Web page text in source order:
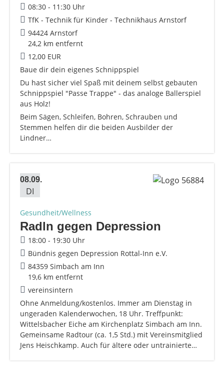
08:30 - 11:30 Uhr
TfK - Technik für Kinder - Technikhaus Arnstorf
94424 Arnstorf
24,2 km entfernt
12,00 EUR
Baue dir dein eigenes Schnippspiel
Du hast sicher viel Spaß mit deinem selbst gebauten
Schnippspiel "Passe Trappe" - das analoge Ballerspiel
aus Holz!
Beim Sägen, Schleifen, Bohren, Schrauben und
Stemmen helfen dir die beiden Ausbilder der
Lindner…
08.09.
DI
Gesundheit/Wellness
Radln gegen Depression
18:00 - 19:30 Uhr
Bündnis gegen Depression Rottal-Inn e.V.
84359 Simbach am Inn
19,6 km entfernt
vereinsintern
Ohne Anmeldung/kostenlos. Immer am Dienstag in
ungeraden Kalenderwochen, 18 Uhr. Treffpunkt:
Wittelsbacher Eiche am Kirchenplatz Simbach am Inn.
Gemeinsame Radtour (ca. 1,5 Std.) mit Vereinsmitglied
Jens Heischkamp. Auch für ältere oder untrainierte…